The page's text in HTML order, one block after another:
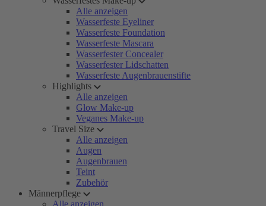
Alle anzeigen
Wasserfeste Eyeliner
Wasserfeste Foundation
Wasserfeste Mascara
Wasserfester Concealer
Wasserfester Lidschatten
Wasserfeste Augenbrauenstifte
Highlights
Alle anzeigen
Glow Make-up
Veganes Make-up
Travel Size
Alle anzeigen
Augen
Augenbrauen
Teint
Zubehör
Männerpflege
Alle anzeigen